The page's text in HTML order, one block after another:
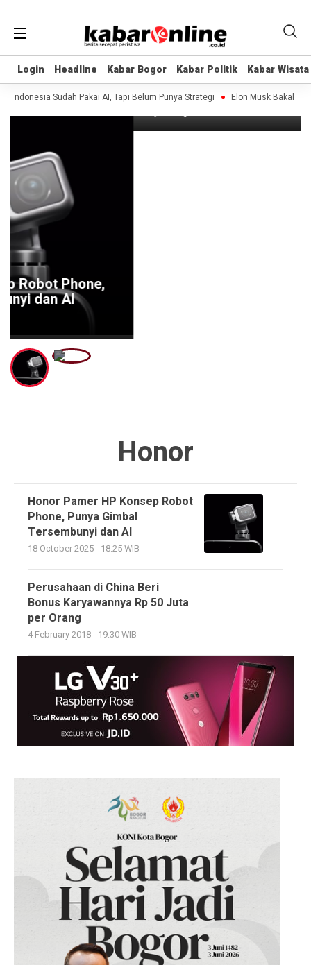
Login Headline Kabar Bogor Kabar Politik Kabar Wisata
Login Headline Kabar Bogor Kabar Politik Kabar Wisata
Sudah Pakai AI, Tapi Belum Punya Strategi Elon Musk Bakal
Headline
Perusahaan di China Beri Bonus
Karyawannya Rp 50 Juta per Orang
Honor
Honor Pamer HP Konsep Robot
Phone, Punya Gimbal
Tersembunyi dan AI
18 October 2025 - 18:25 WIB
Perusahaan di China Beri
Bonus Karyawannya Rp 50 Juta
per Orang
4 February 2018 - 19:30 WIB